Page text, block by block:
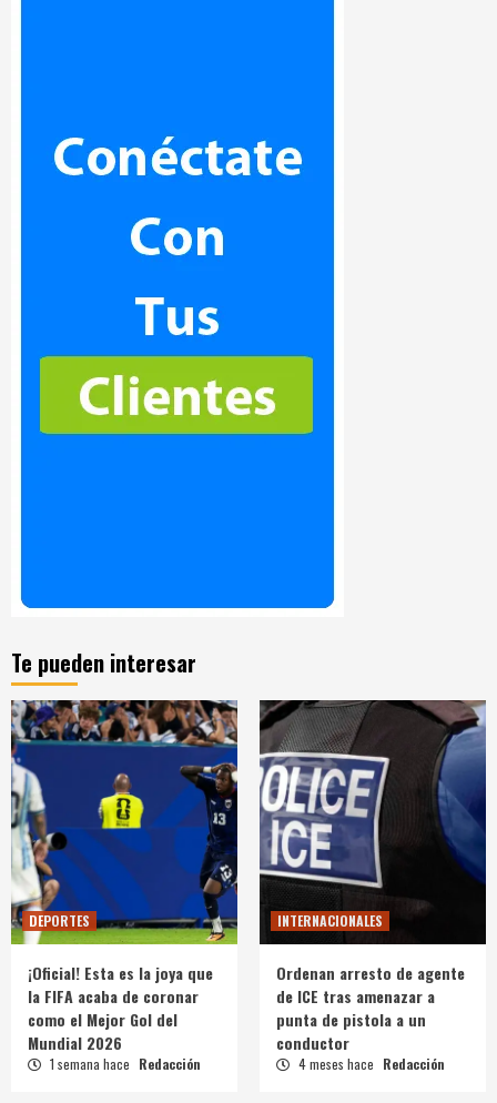
Te pueden interesar
DEPORTES
¡Oficial! Esta es la joya que
la FIFA acaba de coronar
como el Mejor Gol del
Mundial 2026
1 semana hace Redacción
INTERNACIONALES
Ordenan arresto de agente
de ICE tras amenazar a
punta de pistola a un
conductor
4 meses hace Redacción